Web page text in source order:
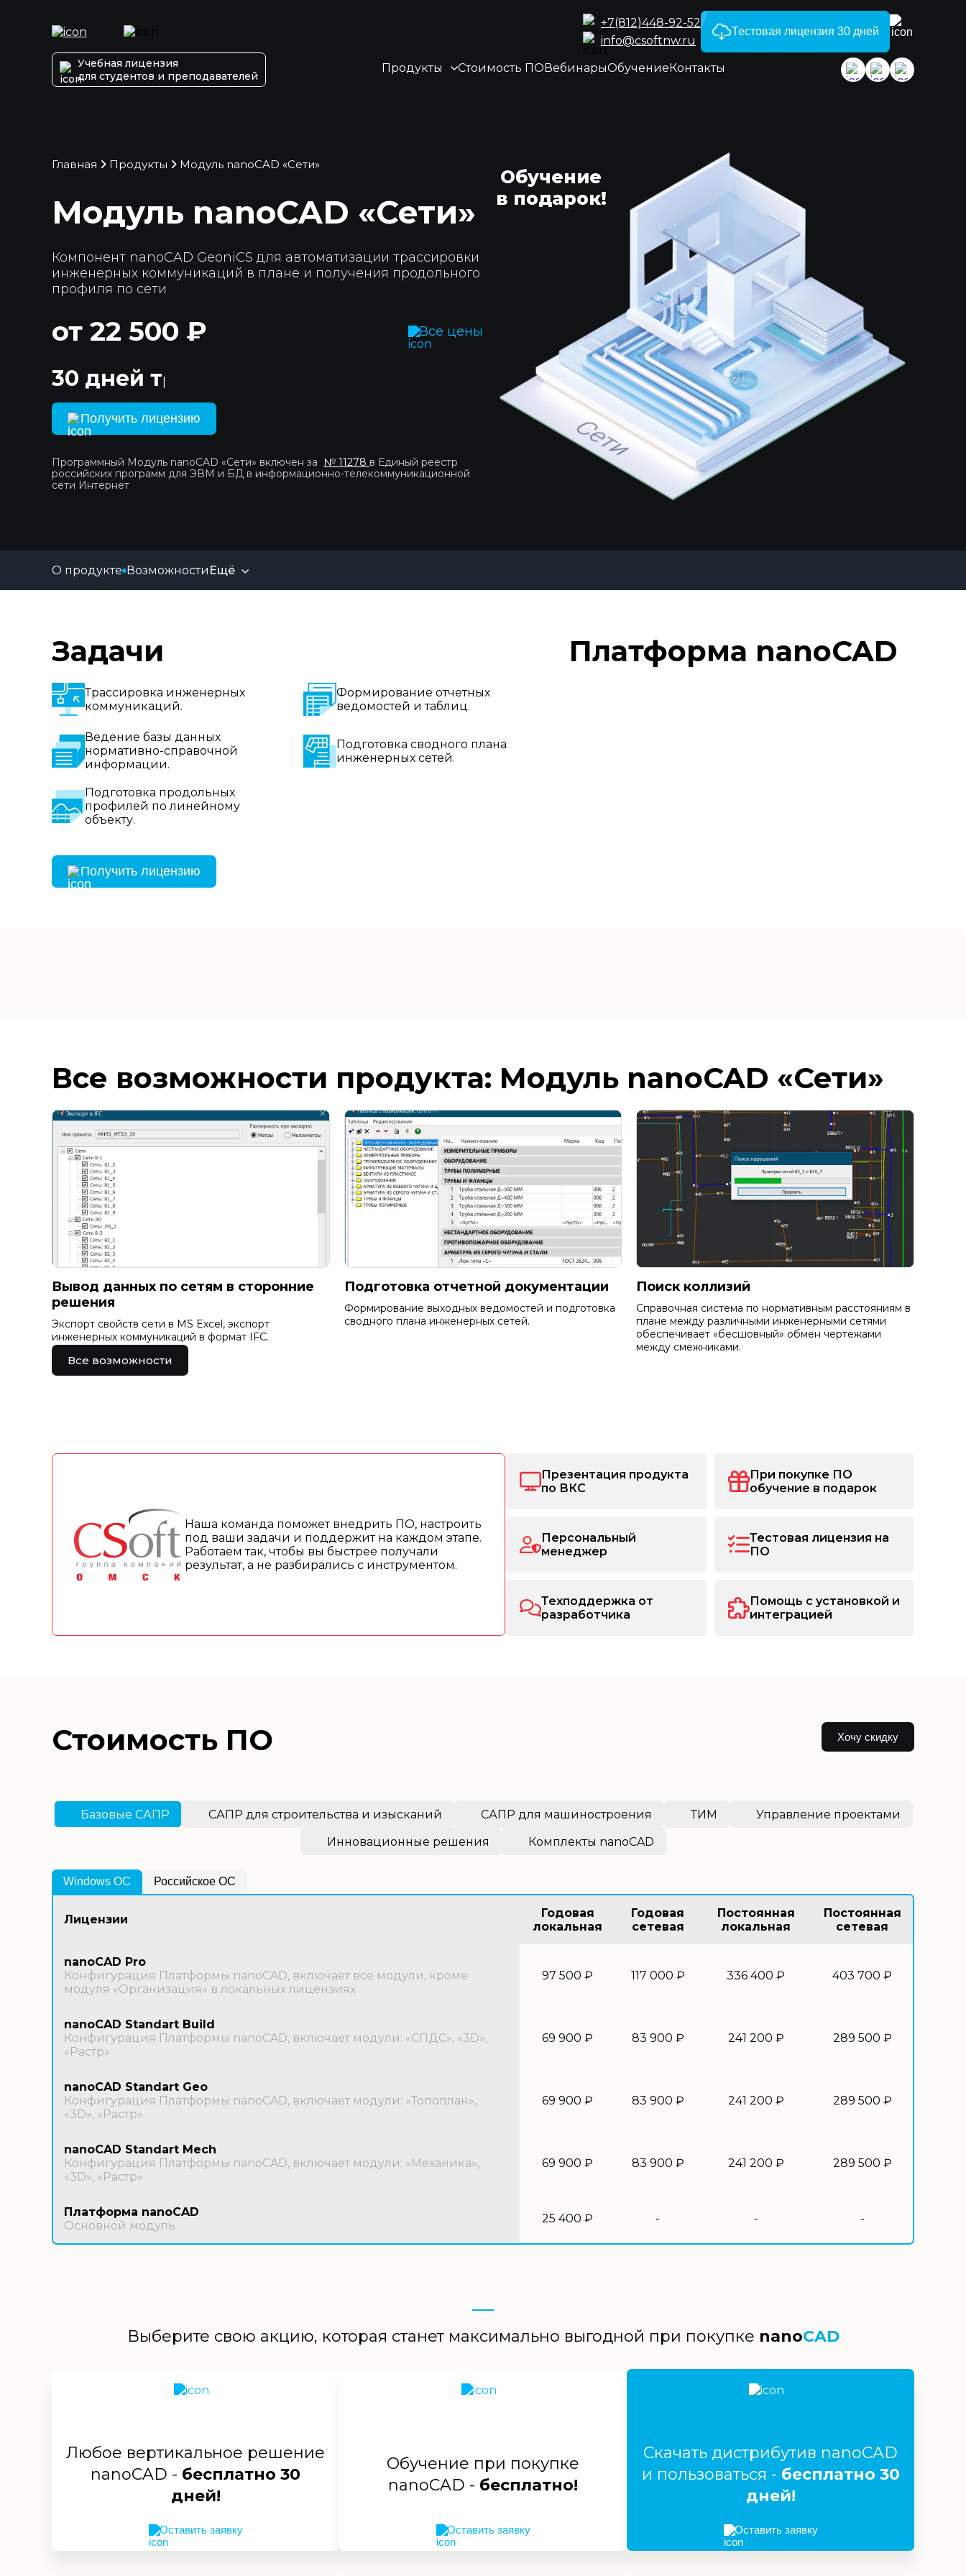
+7(812)448-92-52
info@csoftnw.ru
Тестовая лицензия 30 дней
Учебная лицензия
для студентов и преподавателей
Продукты Стоимость ПОВебинарыОбучениеКонтакты
Главная Продукты Модуль nanoCAD «Сети»
Модуль nanoCAD «Сети»
Обучение
в подарок!
Компонент nanoCAD GeoniCS для автоматизации трассировки
инженерных коммуникаций в плане и получения продольного
профиля по сети
от 22 500 ₽ Все цены
30 дней тестирований бес
Получить лицензию
Программный Модуль nanoCAD «Сети» включен за № 11278 в Единый реестр
российских программ для ЭВМ и БД в информационно-телекоммуникационной
сети Интернет
О продукте Возможности Ещё
Задачи
Трассировка инженерных
коммуникаций.
Формирование отчетных
ведомостей и таблиц.
Ведение базы данных
нормативно-справочной
информации.
Подготовка сводного плана
инженерных сетей.
Подготовка продольных
профилей по линейному
объекту.
Получить лицензию
Платформа nanoCAD
Все возможности продукта: Модуль nanoCAD «Сети»
Вывод данных по сетям в сторонние
решения
Экспорт свойств сети в MS Excel, экспорт
инженерных коммуникаций в формат IFC.
Подготовка отчетной документации
Формирование выходных ведомостей и подготовка
сводного плана инженерных сетей.
Поиск коллизий
Справочная система по нормативным расстояниям в
плане между различными инженерными сетями
обеспечивает «бесшовный» обмен чертежами
между смежниками.
Все возможности
Наша команда поможет внедрить ПО, настроить
под ваши задачи и поддержит на каждом этапе.
Работаем так, чтобы вы быстрее получали
результат, а не разбирались с инструментом.
Презентация продукта
по ВКС
При покупке ПО
обучение в подарок
Персональный
менеджер
Тестовая лицензия на
ПО
Техподдержка от
разработчика
Помощь с установкой и
интеграцией
Стоимость ПО Хочу скидку
Базовые САПР САПР для строительства и изысканий САПР для машиностроения ТИМ
Управление проектами
Инновационные решения
Комплекты nanoCAD
Windows OС Российское ОС
Лицензии
Годовая
локальная
Годовая
сетевая
Постоянная
локальная
Постоянная
сетевая
nanoCAD Pro
Конфигурация Платформы nanoCAD, включает все модули, кроме
модуля «Организация» в локальных лицензиях
97 500 ₽ 117 000 ₽ 336 400 ₽ 403 700 ₽
nanoCAD Standart Build
Конфигурация Платформы nanoCAD, включает модули: «СПДС», «3D»,
«Растр»
69 900 ₽ 83 900 ₽ 241 200 ₽ 289 500 ₽
nanoCAD Standart Geo
Конфигурация Платформы nanoCAD, включает модули: «Топоплан»,
«3D», «Растр»
69 900 ₽ 83 900 ₽ 241 200 ₽ 289 500 ₽
nanoCAD Standart Mech
Конфигурация Платформы nanoCAD, включает модули: «Механика»,
«3D», «Растр»
69 900 ₽ 83 900 ₽ 241 200 ₽ 289 500 ₽
Платформа nanoCAD
Основной модуль
25 400 ₽ - - -
Выберите свою акцию, которая станет максимально выгодной при покупке nanoCAD
Любое вертикальное решение
nanoCAD - бесплатно 30
дней!
Оставить заявку
Обучение при покупке
nanoCAD - бесплатно!
Оставить заявку
Скачать дистрибутив nanoCAD
и пользоваться - бесплатно 30
дней!
Оставить заявку